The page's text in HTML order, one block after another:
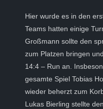
Hier wurde es in den
Teams hatten einige
Großmann sollte den
zum Platzen bringen
14:4 – Run an.
gesamte Spiel Tobias
wieder beherzt zum
Lukas Bierling stellte